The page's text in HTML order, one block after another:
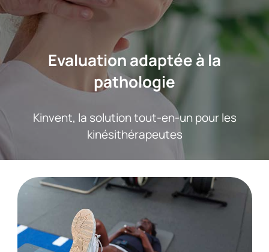
Evaluation adaptée à la
pathologie
Kinvent, la solution tout-en-un pour les
kinésithérapeutes